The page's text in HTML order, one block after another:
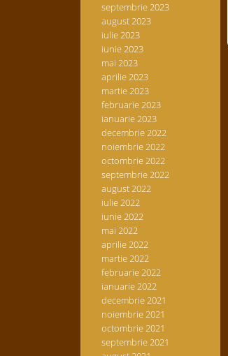
septembrie 2023
august 2023
iulie 2023
iunie 2023
mai 2023
aprilie 2023
martie 2023
februarie 2023
ianuarie 2023
decembrie 2022
noiembrie 2022
octombrie 2022
septembrie 2022
august 2022
iulie 2022
iunie 2022
mai 2022
aprilie 2022
martie 2022
februarie 2022
ianuarie 2022
decembrie 2021
noiembrie 2021
octombrie 2021
septembrie 2021